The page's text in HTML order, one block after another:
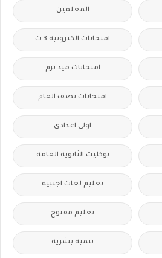
المعلمين
امتحانات الكترونيه 3 ث
امتحانات ميد ترم
امتحانات نصف العام
اولى اعدادى
بوكليت الثانوية العامة
تعليم لغات اجنبية
تعليم مفتوح
تنمية بشرية